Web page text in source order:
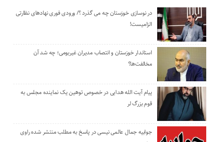
در نوسازی خوزستان چه می گذرد ؟/ ورودی فوری نهادهای نظارتی
الزامیست!
استاندار خوزستان و انتصاب مدیران غیربومی؛ چه شد آن
مخالفت‌ها؟
پیام آیت الله هدایی در خصوص توهین یک نماینده مجلس به
قوم بزرگ لر
جوابیه جمال عالمی نیسی در پاسخ به مطلب منتشر شده راوی